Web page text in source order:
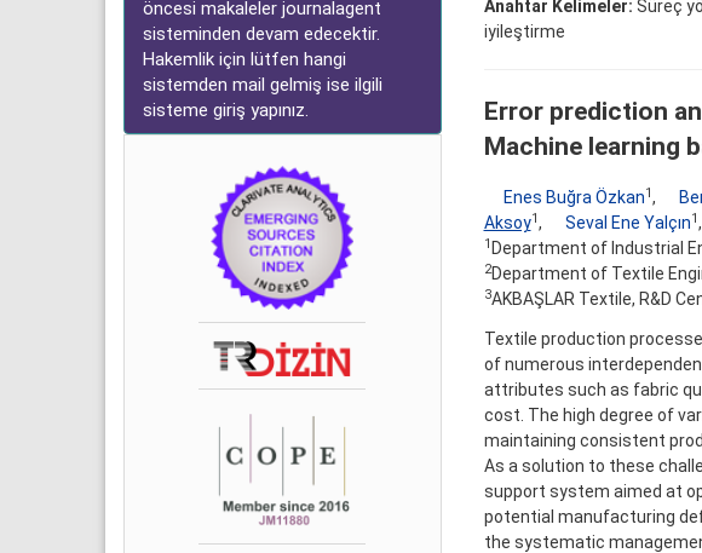
öncesi makaleler journalagent
sisteminden devam edecektir.
Hakemlik için lütfen hangi
sistemden mail gelmiş ise ilgili
sisteme giriş yapınız.
Anahtar Kelimeler: Süreç
iyileştirme
Error prediction
Machine learning
Enes Buğra Özkan1,
Aksoy1, Seval Ene Yalçın1,
1 Department of Industrial
2Department of Textile
3AKBAŞLAR Textile, R&D
Textile production
of numerous
attributes such as fabric
cost. The high degree of
maintaining consistent
As a solution to these
support system aimed at
potential manufacturing
the systematic